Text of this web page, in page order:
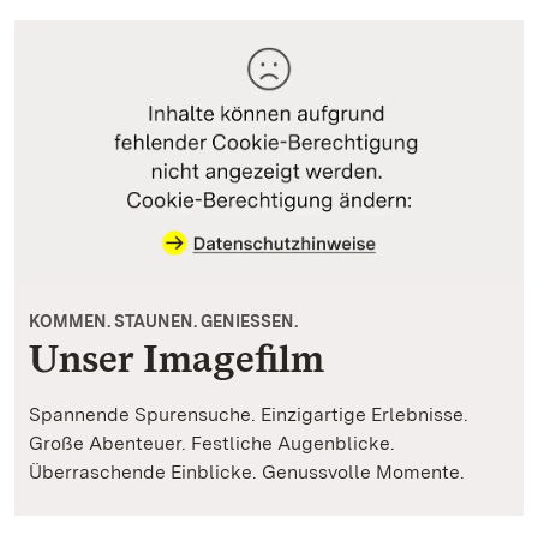
Unser Imagefilm
KOMMEN. STAUNEN. GENIESSEN.
Spannende Spurensuche. Einzigartige Erlebnisse.
Große Abenteuer. Festliche Augenblicke.
Überraschende Einblicke. Genussvolle Momente.